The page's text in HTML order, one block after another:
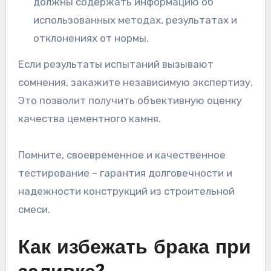
использованных методах, результатах и
отклонениях от нормы.
Если результаты испытаний вызывают
сомнения, закажите независимую экспертизу.
Это позволит получить объективную оценку
качества цементного камня.
Помните, своевременное и качественное
тестирование – гарантия долговечности и
надежности конструкций из строительной
смеси.
Как избежать брака при